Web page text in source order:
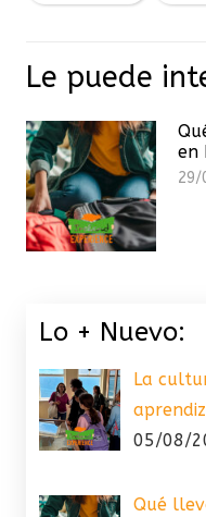
Le puede
en
29/
Lo + Nuevo:
La
05/08/
Qué